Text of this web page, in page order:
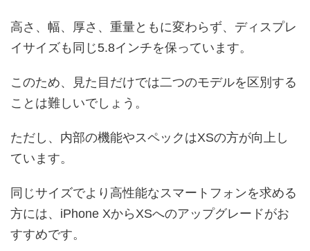
高さ、幅、厚さ、重量ともに変わらず、ディスプレ
イサイズも同じ5.8インチを保っています。
このため、見た目だけでは二つのモデルを区別する
ことは難しいでしょう。
ただし、内部の機能やスペックはXSの方が向上し
ています。
同じサイズでより高性能なスマートフォンを求める
方には、iPhone XからXSへのアップグレードがお
すすめです。